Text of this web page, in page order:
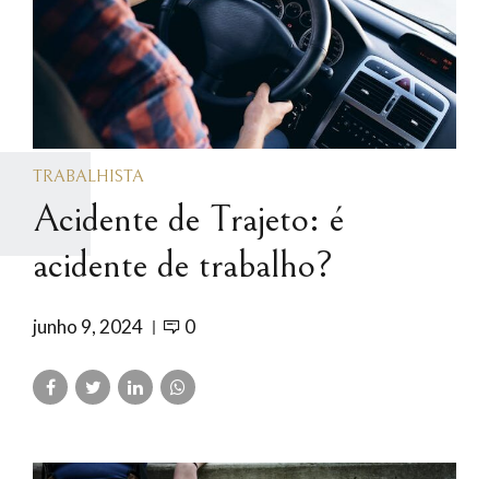
TRABALHISTA
Acidente de Trajeto: é
acidente de trabalho?
junho 9, 2024 0